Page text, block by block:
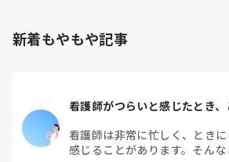
ISBARCを使って説明してみました😅
新着もやもや記事
看護師がつらいと感じたとき
看護師は非常に忙しく、とき
感じることがあります。そん